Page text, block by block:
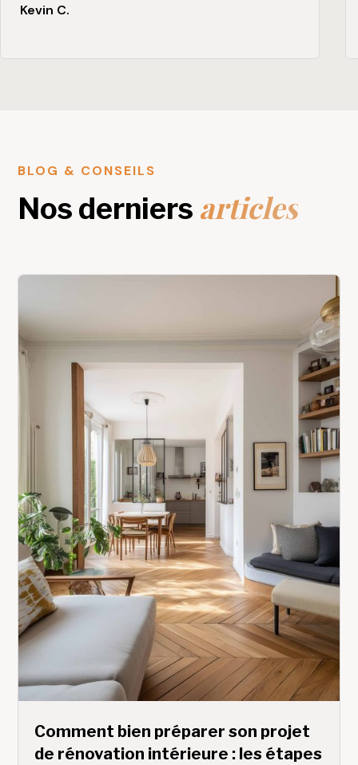
Kevin C.
BLOG & CONSEILS
Nos derniers articles
Comment bien préparer son projet
de rénovation intérieure : les étapes